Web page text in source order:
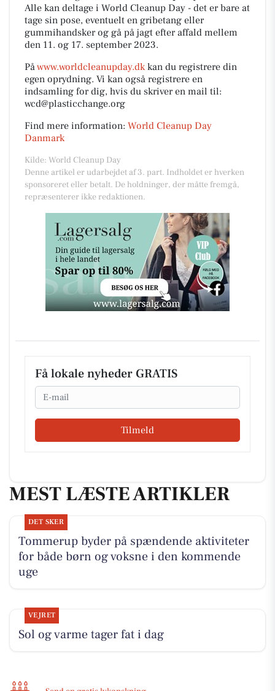
Alle kan deltage i World Cleanup Day - det er bare at
tage sin pose, eventuelt en gribetang eller
gummihandsker og gå på jagt efter affald mellem
den 11. og 17. september 2023.
Påwww.worldcleanupday.dkkan du registrere din
egen oprydning. Vi kan også registrere en
indsamling for dig, hvis du skriver en mail til:
wcd@plasticchange.org
Find mere information: World Cleanup Day
Danmark
Kilde: World Cleanup Day
Denne artikel er udarbejdet af 3. part. Indholdet er hverken
sponsoreret eller betalt. De holdninger, der måtte fremgå,
repræsenterer ikke redaktionen.
Få lokale nyheder GRATIS
Email
Tilmeld
MEST LÆSTE ARTIKLER
DET SKER
Tommerup byder på spændende aktiviteter
for både børn og voksne i den kommende
uge
VEJRET
Sol og varme tager fat i dag